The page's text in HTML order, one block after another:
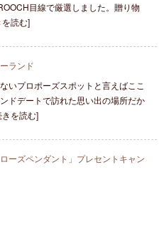
目線で厳選しました。贈り物
読む]
ランド
いプロポーズスポットと言えばここ
ドデートで訪れた思い出の場所だか
きを読む]
ーズペンダント」プレセントキャン